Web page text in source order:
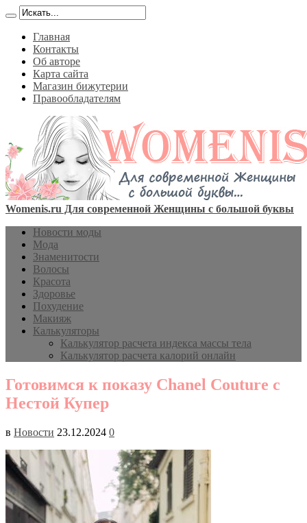
Главная
Контакты
Об авторе
Карта сайта
Магазин бижутерии
Правообладателям
Womenis.ru Для современной Женщины с большой буквы
Новости моды
Мода
Знаменитости
Волосы
Красота
Здоровье
Похудение
Макияж
Калькуляторы
Калькулятор расчета индекса массы тела
Калькулятор расчета калорий онлайн
Готовимся к показу Chanel Couture с
Нестой Купер
в Новости 23.12.2024 0